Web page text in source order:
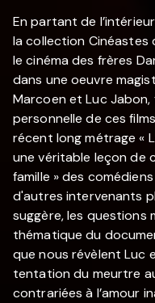
En partant de
la collection Cinéastes
le cinéma des frères
dans une oeuvre
Marcoen et Luc
personnelle de ces
récent long métrage «
une véritable leçon de
famille » des
d'autres intervenants
suggère, les questions
thématique du
que nous révèlent Luc
tentation du meurtre
contrariées à l’amour